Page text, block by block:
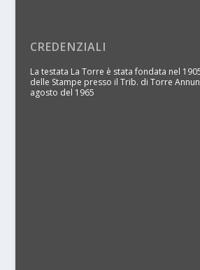
CREDENZIALI
La testata La Torre è stata fondata nel
delle Stampe presso il Trib. di Torre
agosto del 1965